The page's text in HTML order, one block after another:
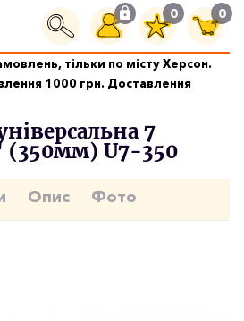
0 0
тільки по місту Херсон.
1000 грн. Доставлення
7 адаптерів 14" (350мм) U7-350
7
(350мм) U7-350
Опис Фото